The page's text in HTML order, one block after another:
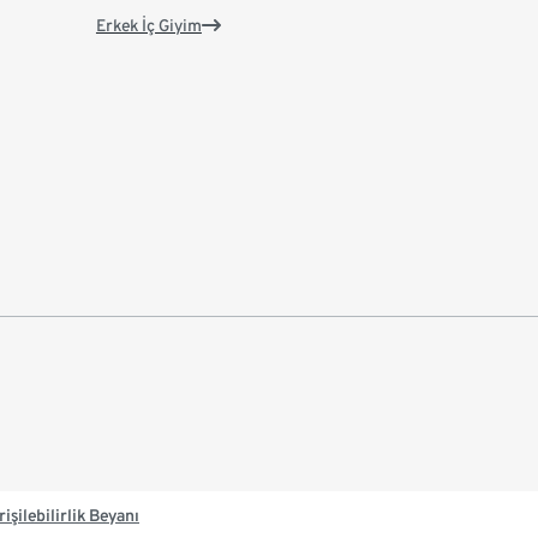
Erkek İç Giyim
Beyanı